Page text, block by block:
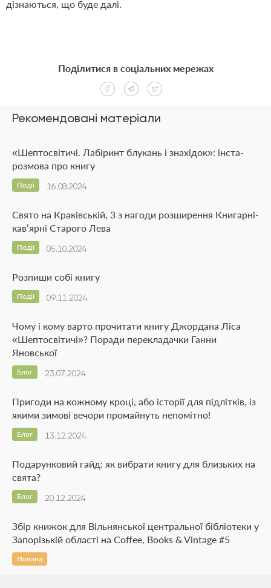
дізнаються, що буде далі.
Рекомендовані матеріали
«Шептосвітичі. Лабіринт блукань і знахідок»: інста-
розмова про книгу
16.08.2024
Події
Свято на Краківській, 3 з нагоди розширення Книгарні-
кавʼярні Старого Лева
05.10.2024
Події
Розпиши собі книгу
09.11.2024
Події
Чому і кому варто прочитати книгу Джордана Ліса
«Шептосвітичі»? Поради перекладачки Ганни
Яновської
23.07.2024
Блог
Пригоди на кожному кроці, або історії для підлітків, із
якими зимові вечори промайнуть непомітно!
13.12.2024
Блог
Подарунковий гайд: як вибрати книгу для близьких на
свята?
20.12.2024
Блог
Збір книжок для Вільнянської центральної бібліотеки у
Запорізькій області на Coffee, Books & Vintage #5
Новина
Поділитися в соціальних мережах